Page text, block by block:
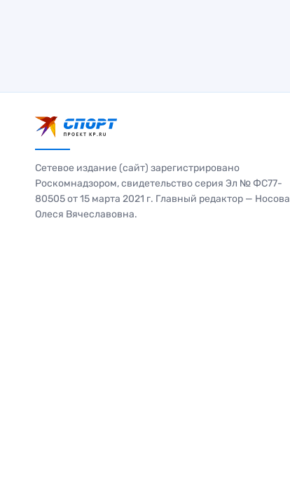
Сетевое издание (сайт) зарегистрировано
Роскомнадзором, свидетельство серия Эл № ФС77-
80505 от 15 марта 2021 г. Главный редактор — Носова
Олеся Вячеславовна.